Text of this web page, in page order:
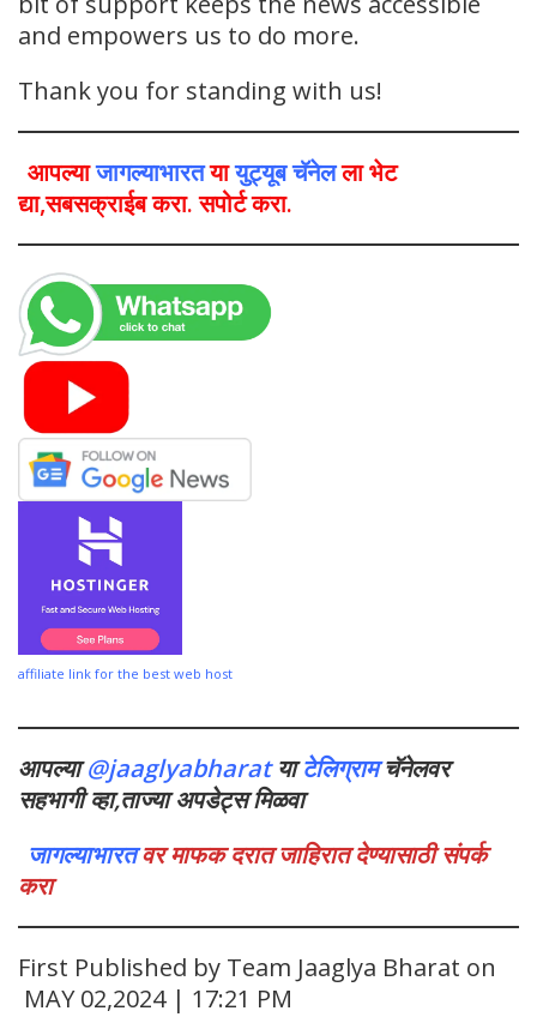
and empowers us to do more.
Thank you for standing with us!
आपल्याजागल्याभारतयायुट्यूब चॅनेलला भेट
द्या,सबसक्राईब करा. सपोर्ट करा.
affiliate link for the best web host
आपल्या@jaaglyabharatयाटेलिग्रामचॅनेलवर
सहभागी व्हा,ताज्या अपडेट्स मिळवा
जागल्याभारतवर माफक दरात जाहिरात देण्यासाठी संपर्क
करा
First Published by Team Jaaglya Bharat on
MAY 02,2024 | 17:21 PM